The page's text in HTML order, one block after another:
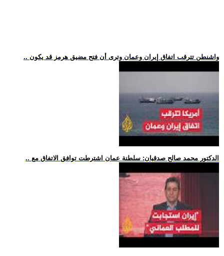
.. واشنطن تترقب اتفاق إيران وعمان وترى أن فتح مضيق هرمز قد يكون
.. الدكتور محمد صالح صدقيان: سلطنة عمان اشترطت توافق الاتفاق مع